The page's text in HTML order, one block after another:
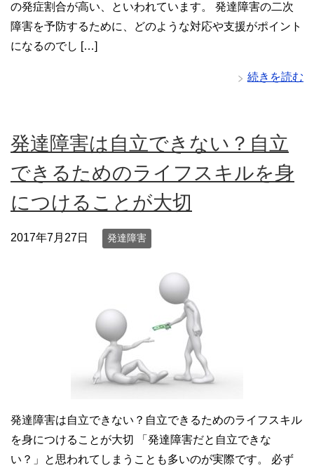
の発症割合が高い、といわれています。 発達障害の二次
障害を予防するために、どのような対応や支援がポイント
になるのでし […]
続きを読む
発達障害は自立できない？自立
できるためのライフスキルを身
につけることが大切
2017年7月27日 発達障害
発達障害は自立できない？自立できるためのライフスキル
を身につけることが大切 「発達障害だと自立できな
い？」と思われてしまうことも多いのが実際です。 必ず